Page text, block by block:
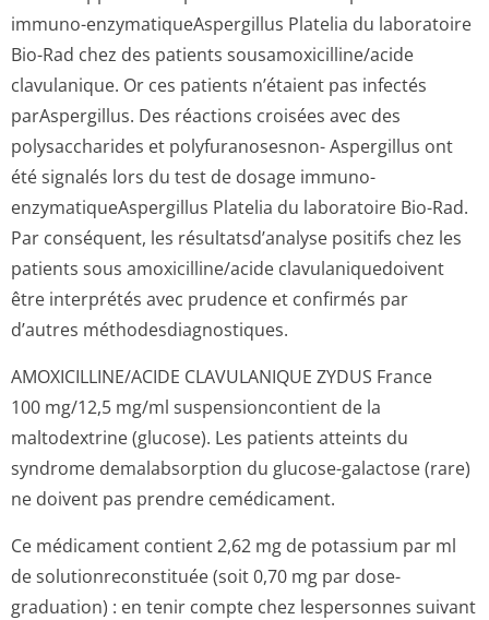
immuno-enzymatiqueAs­pergillus Platelia du laboratoire
Bio-Rad chez des patients sousamoxicilli­ne/acide
clavulanique. Or ces patients n’étaient pas infectés
parAspergillus. Des réactions croisées avec des
polysaccharides et polyfuranosesnon- Aspergillus ont
été signalés lors du test de dosage immuno-
enzymatiqueAs­pergillus Platelia du laboratoire Bio-Rad.
Par conséquent, les résultatsd’analyse positifs chez les
patients sous amoxicilline/acide clavulaniquedoivent
être interprétés avec prudence et confirmés par
d’autres méthodesdiagnos­tiques.
AMOXICILLINE/ACIDE CLAVULANIQUE ZYDUS France
100 mg/12,5 mg/ml suspensioncontient de la
maltodextrine (glucose). Les patients atteints du
syndrome demalabsorption du glucose-galactose (rare)
ne doivent pas prendre cemédicament.
Ce médicament contient 2,62 mg de potassium par ml
de solutionrecon­stituée (soit 0,70 mg par dose-
graduation) : en tenir compte chez lespersonnes suivant